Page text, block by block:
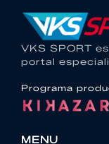
VKS SPORT
portal
Programa
MENU